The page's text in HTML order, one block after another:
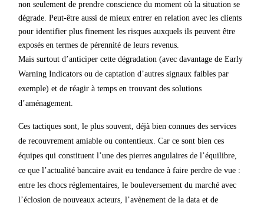
non seulement de prendre conscience du moment où la situation se
dégrade. Peut-être aussi de mieux entrer en relation avec les clients
pour identifier plus finement les risques auxquels ils peuvent être
exposés en termes de pérennité de leurs revenus.
Mais surtout d’anticiper cette dégradation (avec davantage de Early
Warning Indicators ou de captation d’autres signaux faibles par
exemple) et de réagir à temps en trouvant des solutions
d’aménagement.
Ces tactiques sont, le plus souvent, déjà bien connues des services
de recouvrement amiable ou contentieux. Car ce sont bien ces
équipes qui constituent l’une des pierres angulaires de l’équilibre,
ce que l’actualité bancaire avait eu tendance à faire perdre de vue :
entre les chocs réglementaires, le bouleversement du marché avec
l’éclosion de nouveaux acteurs, l’avènement de la data et de